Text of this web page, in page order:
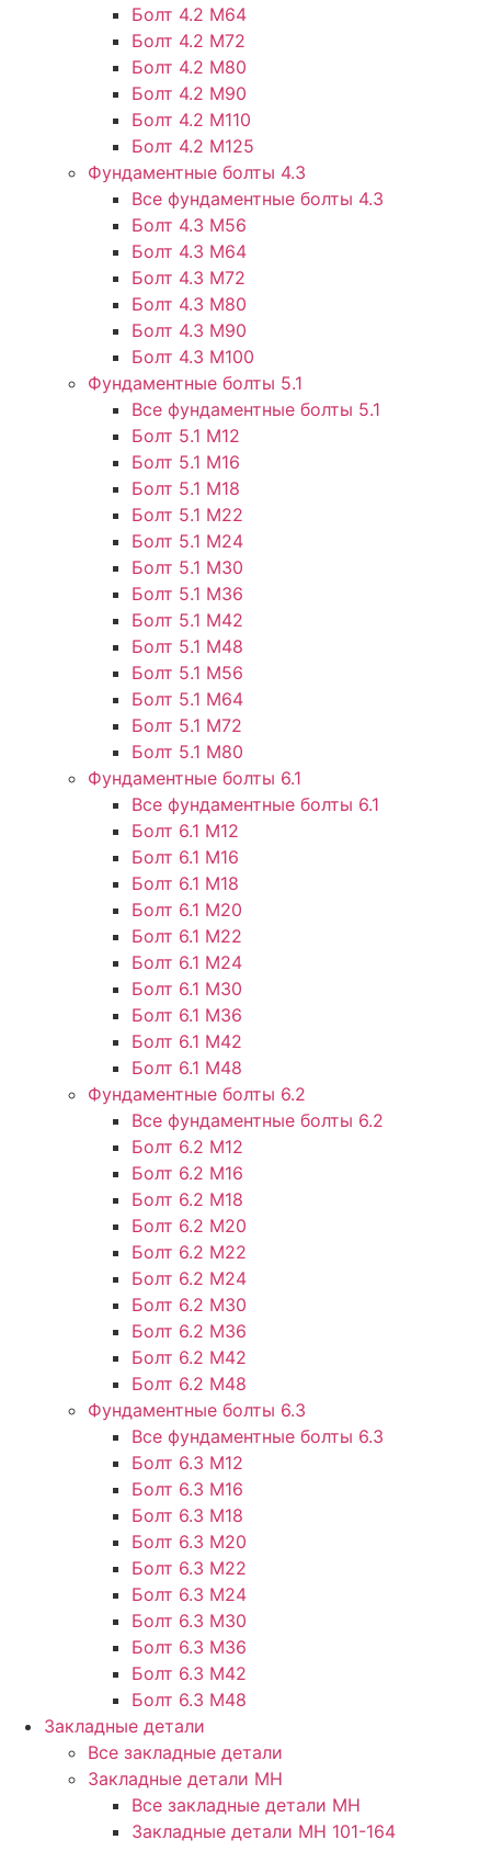
Болт 4.2 М64
Болт 4.2 М72
Болт 4.2 М80
Болт 4.2 М90
Болт 4.2 М110
Болт 4.2 М125
Фундаментные болты 4.3
Все фундаментные болты 4.3
Болт 4.3 М56
Болт 4.3 М64
Болт 4.3 М72
Болт 4.3 М80
Болт 4.3 М90
Болт 4.3 М100
Фундаментные болты 5.1
Все фундаментные болты 5.1
Болт 5.1 М12
Болт 5.1 М16
Болт 5.1 М18
Болт 5.1 М22
Болт 5.1 М24
Болт 5.1 М30
Болт 5.1 М36
Болт 5.1 М42
Болт 5.1 М48
Болт 5.1 М56
Болт 5.1 М64
Болт 5.1 М72
Болт 5.1 М80
Фундаментные болты 6.1
Все фундаментные болты 6.1
Болт 6.1 М12
Болт 6.1 М16
Болт 6.1 М18
Болт 6.1 М20
Болт 6.1 М22
Болт 6.1 М24
Болт 6.1 М30
Болт 6.1 М36
Болт 6.1 М42
Болт 6.1 М48
Фундаментные болты 6.2
Все фундаментные болты 6.2
Болт 6.2 М12
Болт 6.2 М16
Болт 6.2 М18
Болт 6.2 М20
Болт 6.2 М22
Болт 6.2 М24
Болт 6.2 М30
Болт 6.2 М36
Болт 6.2 М42
Болт 6.2 М48
Фундаментные болты 6.3
Все фундаментные болты 6.3
Болт 6.3 М12
Болт 6.3 М16
Болт 6.3 М18
Болт 6.3 М20
Болт 6.3 М22
Болт 6.3 М24
Болт 6.3 М30
Болт 6.3 М36
Болт 6.3 М42
Болт 6.3 М48
Закладные детали
Все закладные детали
Закладные детали МН
Все закладные детали МН
Закладные детали МН 101-164